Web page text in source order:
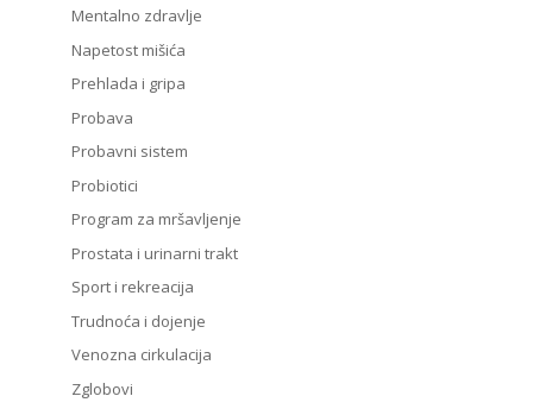
Mentalno zdravlje
Napetost mišića
Prehlada i gripa
Probava
Probavni sistem
Probiotici
Program za mršavljenje
Prostata i urinarni trakt
Sport i rekreacija
Trudnoća i dojenje
Venozna cirkulacija
Zglobovi